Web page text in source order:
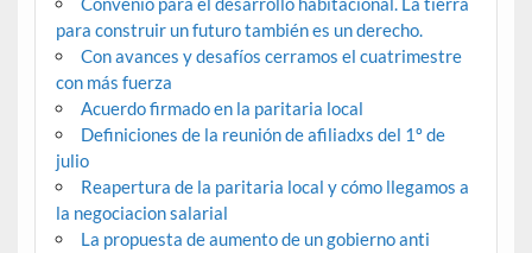
para construir un futuro también es un derecho.
Con avances y desafíos cerramos el cuatrimestre
con más fuerza
Acuerdo firmado en la paritaria local
Definiciones de la reunión de afiliadxs del 1º de
julio
Reapertura de la paritaria local y cómo llegamos a
la negociacion salarial
La propuesta de aumento de un gobierno anti